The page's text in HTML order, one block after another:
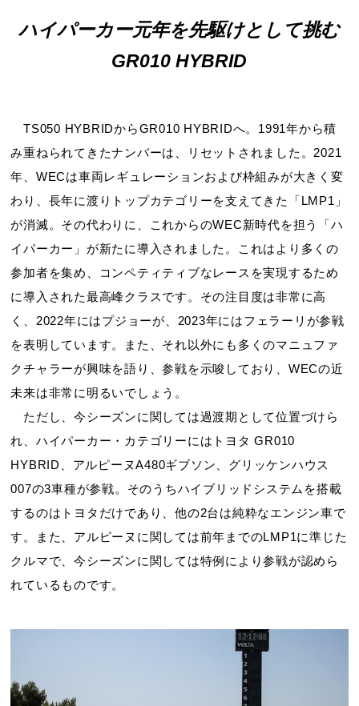
ハイパーカー元年を先駆けとして挑む
GR010 HYBRID
TS050 HYBRIDからGR010 HYBRIDへ。1991年から積
み重ねられてきたナンバーは、リセットされました。2021
年、WECは車両レギュレーションおよび枠組みが大きく変
わり、長年に渡りトップカテゴリーを支えてきた「LMP1」
が消滅。その代わりに、これからのWEC新時代を担う「ハ
イパーカー」が新たに導入されました。これはより多くの
参加者を集め、コンペティティブなレースを実現するため
に導入された最高峰クラスです。その注目度は非常に高
く、2022年にはプジョーが、2023年にはフェラーリが参戦
を表明しています。また、それ以外にも多くのマニュファ
クチャラーが興味を語り、参戦を示唆しており、WECの近
未来は非常に明るいでしょう。
ただし、今シーズンに関しては過渡期として位置づけら
れ、ハイパーカー・カテゴリーにはトヨタ GR010
HYBRID、アルピーヌA480ギブソン、グリッケンハウス
007の3車種が参戦。そのうちハイブリッドシステムを搭載
するのはトヨタだけであり、他の2台は純粋なエンジン車で
す。また、アルピーヌに関しては前年までのLMP1に準じた
クルマで、今シーズンに関しては特例により参戦が認めら
れているものです。